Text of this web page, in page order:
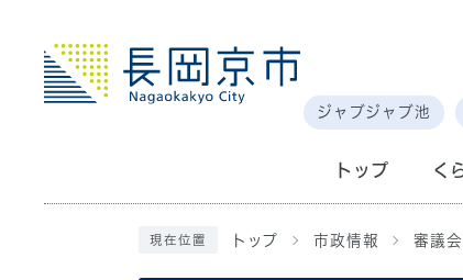
ジャブジャブ池
トップ く
現在位置 トップ 市政情報 審議